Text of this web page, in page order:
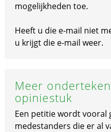
mogelijkheden toe.
Heeft u die e-mail niet
u krijgt die e-mail weer.
Meer
opiniestuk
Een petitie wordt vooral
medestanders die er al